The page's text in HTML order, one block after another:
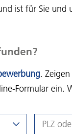
ist für Sie und
.
Formular ein.